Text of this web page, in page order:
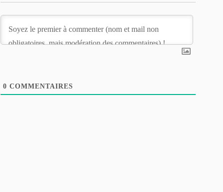
0 COMMENTAIRES